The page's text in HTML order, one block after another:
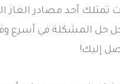
أحد مصادر الغاز
حل المشكلة في أسرع
إليك!